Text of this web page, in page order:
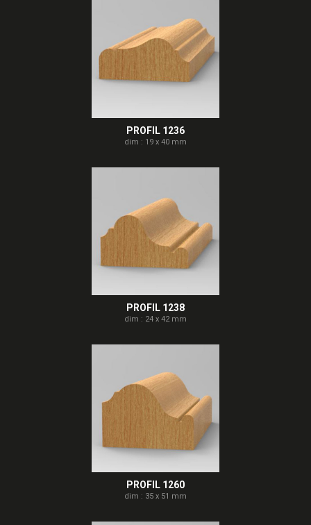
PROFIL 1236
dim : 19 x 40 mm
PROFIL 1238
dim : 24 x 42 mm
PROFIL 1260
dim : 35 x 51 mm